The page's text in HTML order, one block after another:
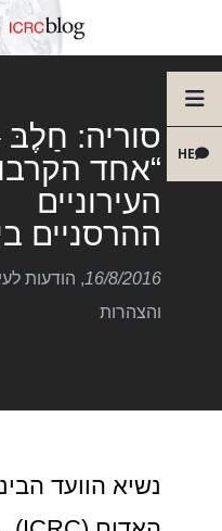
HE
סוריה: חַלֶבּ
“אחד
העירוניים
ההרסניים
16/8/2016
, הודעות
והצהרות
נשיא הוועד